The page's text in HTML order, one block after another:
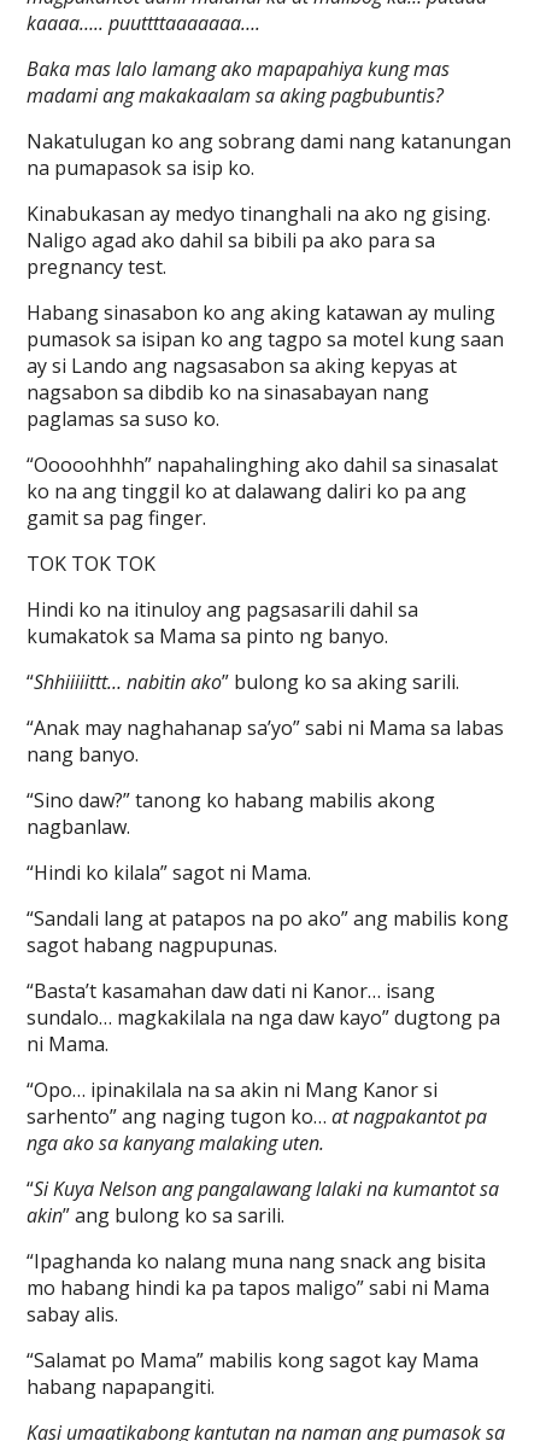
kaaaa….. puuttttaaaaaaa….
Baka mas lalo lamang ako mapapahiya kung mas
madami ang makakaalam sa aking pagbubuntis?
Nakatulugan ko ang sobrang dami nang katanungan
na pumapasok sa isip ko.
Kinabukasan ay medyo tinanghali na ako ng gising.
Naligo agad ako dahil sa bibili pa ako para sa
pregnancy test.
Habang sinasabon ko ang aking katawan ay muling
pumasok sa isipan ko ang tagpo sa motel kung saan
ay si Lando ang nagsasabon sa aking kepyas at
nagsabon sa dibdib ko na sinasabayan nang
paglamas sa suso ko.
“Ooooohhhh” napahalinghing ako dahil sa sinasalat
ko na ang tinggil ko at dalawang daliri ko pa ang
gamit sa pag finger.
TOK TOK TOK
Hindi ko na itinuloy ang pagsasarili dahil sa
kumakatok sa Mama sa pinto ng banyo.
“Shhiiiiittt… nabitin ako” bulong ko sa aking sarili.
“Anak may naghahanap sa’yo” sabi ni Mama sa labas
nang banyo.
“Sino daw?” tanong ko habang mabilis akong
nagbanlaw.
“Hindi ko kilala” sagot ni Mama.
“Sandali lang at patapos na po ako” ang mabilis kong
sagot habang nagpupunas.
“Basta’t kasamahan daw dati ni Kanor… isang
sundalo… magkakilala na nga daw kayo” dugtong pa
ni Mama.
“Opo… ipinakilala na sa akin ni Mang Kanor si
sarhento” ang naging tugon ko…at nagpakantot pa
nga ako sa kanyang malaking uten.
“Si Kuya Nelson ang pangalawang lalaki na kumantot sa
akin” ang bulong ko sa sarili.
“Ipaghanda ko nalang muna nang snack ang bisita
mo habang hindi ka pa tapos maligo” sabi ni Mama
sabay alis.
“Salamat po Mama” mabilis kong sagot kay Mama
habang napapangiti.
Kasi umaatikabong kantutan na naman ang pumasok sa